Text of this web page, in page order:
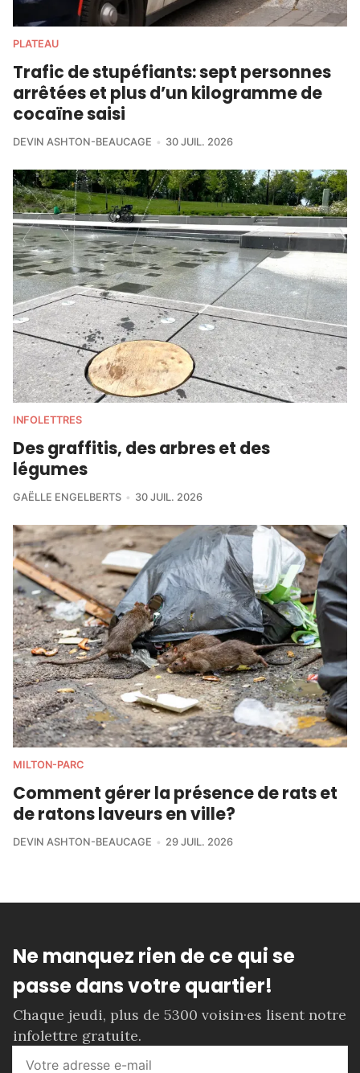
PLATEAU
Trafic de stupéfiants: sept personnes
arrêtées et plus d’un kilogramme de
cocaïne saisi
DEVIN ASHTON-BEAUCAGE 30 JUIL. 2026
INFOLETTRES
Des graffitis, des arbres et des
légumes
GAËLLE ENGELBERTS 30 JUIL. 2026
MILTON-PARC
Comment gérer la présence de rats et
de ratons laveurs en ville?
DEVIN ASHTON-BEAUCAGE 29 JUIL. 2026
Ne manquez rien de ce qui se
passe dans votre quartier!
Chaque jeudi, plus de 5300 voisin·es lisent notre
infolettre gratuite.